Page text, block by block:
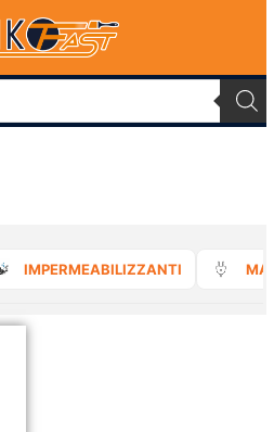
IMPERMEABILIZZANTI